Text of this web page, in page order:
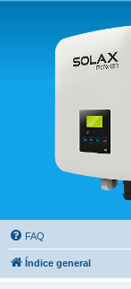
Solax FAQ
Lugar para intercambiar
FAQ
Índice general